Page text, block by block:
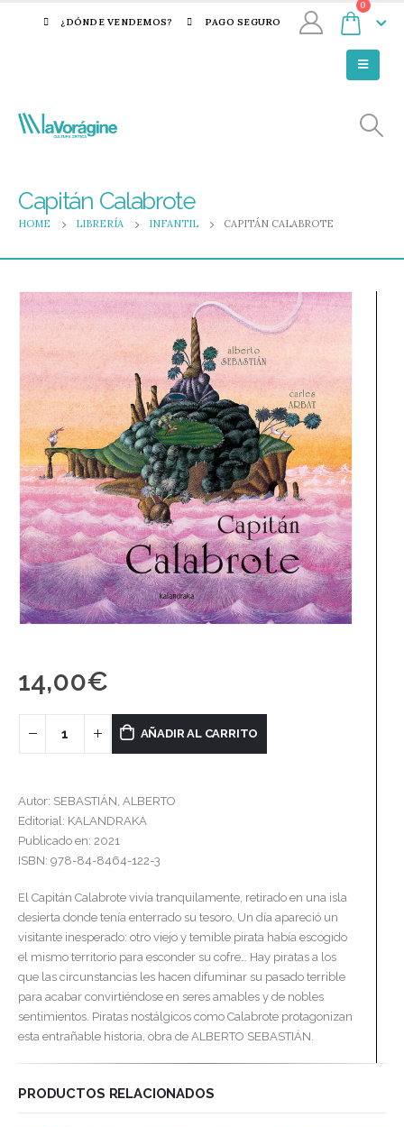
¿DÓNDE VENDEMOS? PAGO SEGURO
0
Capitán Calabrote
HOME LIBRERÍA INFANTIL CAPITÁN CALABROTE
14,00€
AÑADIR AL CARRITO
Autor: SEBASTIÁN, ALBERTO
Editorial: KALANDRAKA
Publicado en: 2021
ISBN: 978-84-8464-122-3
El Capitán Calabrote vivía tranquilamente, retirado en una isla
desierta donde tenía enterrado su tesoro. Un día apareció un
visitante inesperado: otro viejo y temible pirata había escogido
el mismo territorio para esconder su cofre… Hay piratas a los
que las circunstancias les hacen difuminar su pasado terrible
para acabar convirtiéndose en seres amables y de nobles
sentimientos. Piratas nostálgicos como Calabrote protagonizan
esta entrañable historia, obra de ALBERTO SEBASTIÁN.
PRODUCTOS RELACIONADOS